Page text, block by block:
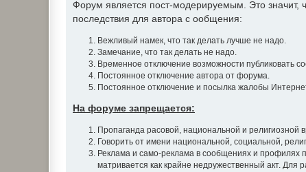
Форум является пост-модерируемым. Это
последствия для автора с ообщения:
Вежливый намек, что так делать лучше не надо.
Замечание, что так делать не надо.
Временное отключение возможности публиковать
Постоянное отключение автора от форума.
Постоянное отключение и посылка жалобы
На форуме запрещается:
Пропаганда расовой, национальной и религиозной
Говорить от имени национальной, социальной,
Реклама и само-реклама в сообщениях и профилях
матривается как крайне недружественный акт.